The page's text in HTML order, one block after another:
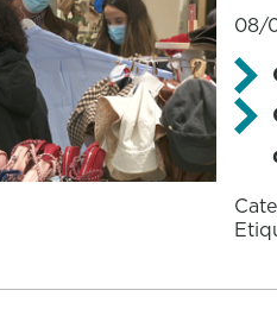
08/